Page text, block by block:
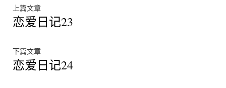
文
章
导
航
上篇文章上
篇
恋爱日记23
下篇文章下
篇
恋爱日记24